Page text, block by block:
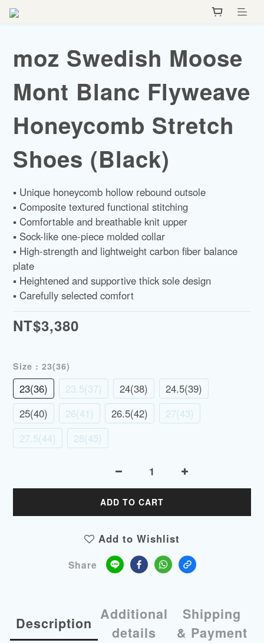
moz Swedish Moose
Mont Blanc Flyweave
Honeycomb Stretch
Shoes (Black)
▪️ Unique honeycomb hollow rebound outsole
▪️ Composite textured functional stitching
▪️ Comfortable and breathable knit upper
▪️ Sock-like one-piece molded collar
▪️ High-strength and lightweight carbon fiber balance
plate
▪️ Heightened and supportive thick sole design
▪️ Carefully selected comfort
NT$3,380
Size : 23(36)
23(36) 23.5(37) 24(38)
24.5(39)
25(40)
26(41) 26.5(42)
27(43)
27.5(44)
28(45)
ADD TO CART
Add to Wishlist
Share
Description
Additional
details
Shipping
& Payment